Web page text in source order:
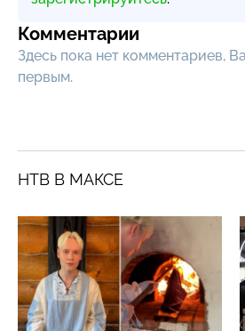
Комментарии
Здесь пока нет комментариев,
первым.
НТВ В МАКСЕ